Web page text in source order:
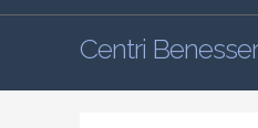
Centri